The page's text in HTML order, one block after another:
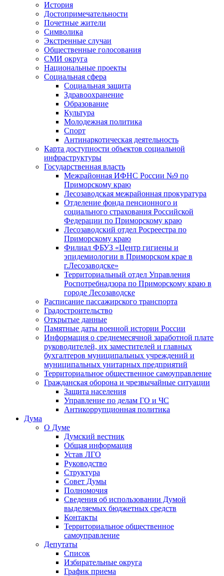
История
Достопримечательности
Почетные жители
Символика
Экстренные случаи
Общественные голосования
СМИ округа
Национальные проекты
Социальная сфера
Социальная защита
Здравоохранение
Образование
Культура
Молодежная политика
Спорт
Антинаркотическая деятельность
Карта доступности объектов социальной
инфраструктуры
Государственная власть
Межрайонная ИФНС России №9 по
Приморскому краю
Лесозаводская межрайонная прокуратура
Отделение фонда пенсионного и
социального страхования Российской
Федерации по Приморскому краю
Лесозаводский отдел Росреестра по
Приморскому краю
Филиал ФБУЗ «Центр гигиены и
эпидемиологии в Приморском крае в
г.Лесозаводске»
Территориальный отдел Управления
Роспотребнадзора по Приморскому краю в
городе Лесозаводске
Расписание пассажирского транспорта
Градостроительство
Открытые данные
Памятные даты военной истории России
Информация о среднемесячной заработной плате
руководителей, их заместителей и главных
бухгалтеров муниципальных учреждений и
муниципальных унитарных предприятий
Территориальное общественное самоуправление
Гражданская оборона и чрезвычайные ситуации
Защита населения
Управление по делам ГО и ЧС
Антикоррупционная политика
Дума
О Думе
Думский вестник
Общая информация
Устав ЛГО
Руководство
Структура
Совет Думы
Полномочия
Сведения об использовании Думой
выделяемых бюджетных средств
Контакты
Территориальное общественное
самоуправление
Депутаты
Список
Избирательные округа
График приема